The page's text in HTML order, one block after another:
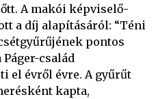
A makói képviselő-
a díj alapításáról: “Téni
pontos
család
el évről évre. A gyűrűt
kapta,